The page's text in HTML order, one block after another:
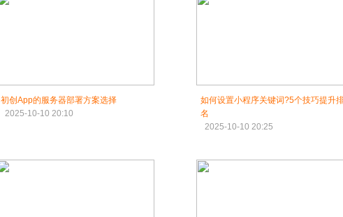
初创App的服务器部署方案选择
2025-10-10 20:10
如何设置小程序关键词?5个技巧提升
名
2025-10-10 20:25